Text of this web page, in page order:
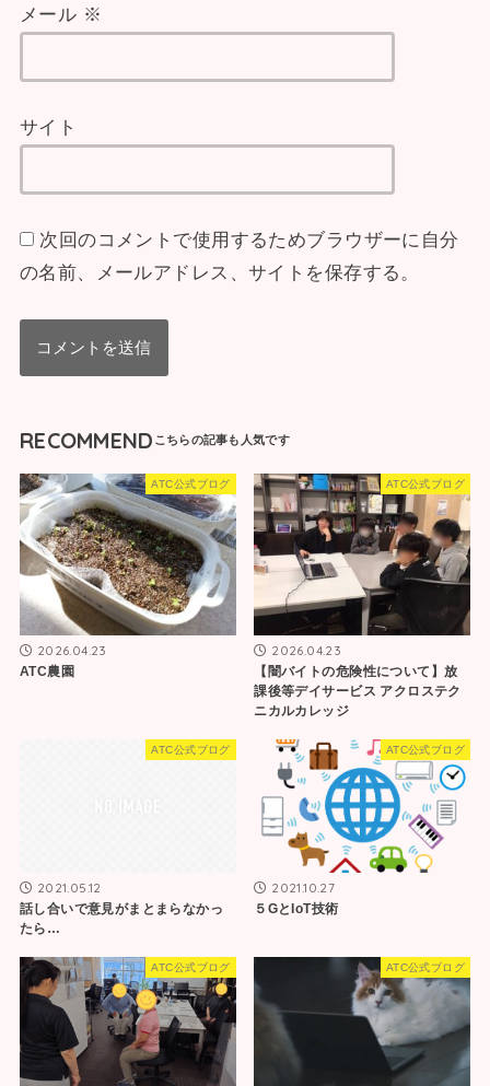
メール ※
サイト
次回のコメントで使用するためブラウザーに自分
の名前、メールアドレス、サイトを保存する。
RECOMMEND
ATC公式ブログ
2026.04.23
ATC農園
ATC公式ブログ
2026.04.23
【闇バイトの危険性について】放
課後等デイサービス アクロステク
ニカルカレッジ
ATC公式ブログ
2021.05.12
話し合いで意見がまとまらなかっ
たら…
ATC公式ブログ
2021.10.27
５GとIoT技術
ATC公式ブログ ATC公式ブログ